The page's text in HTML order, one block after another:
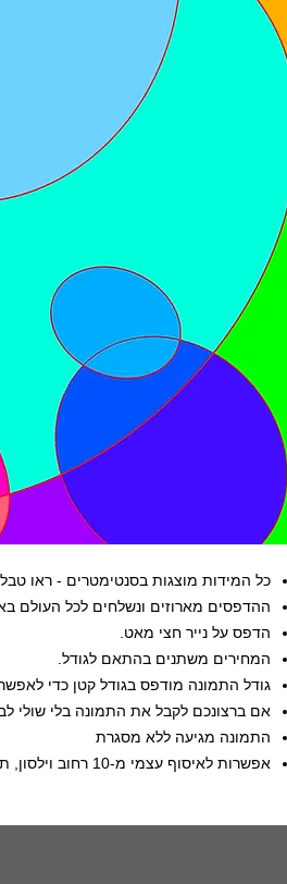
כל המידות מוצגות בסנטימטרים - ראו
ההדפסים מארוזים ונשלחים לכל העולם
הדפס על נייר חצי מאט.
המחירים משתנים בהתאם לגודל.
גודל התמונה מודפס בגודל קטן כדי לאפשר
אם ברצונכם לקבל את התמונה בלי שולי
התמונה מגיעה ללא מסגרת
אפשרות לאיסוף עצמי מ-10 רחוב וילסון, תל אביב, ישראל